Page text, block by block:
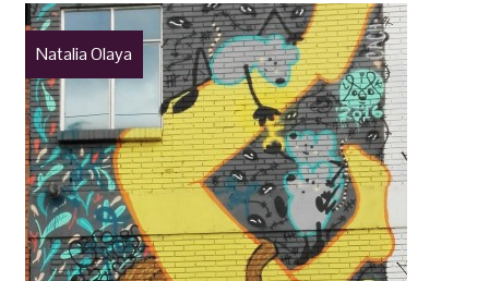
Natalia Olaya